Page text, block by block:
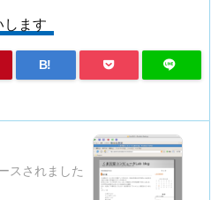
します
B!
スされました